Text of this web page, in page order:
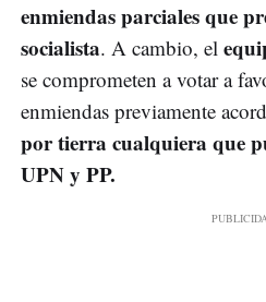
enmiendas parciales que
socialista. A cambio, el
se comprometen a votar a
enmiendas previamente
por tierra cualquiera que
UPN y PP.